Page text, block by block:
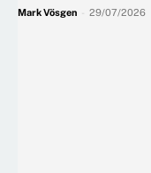
Mark Vösgen 29/07/2026